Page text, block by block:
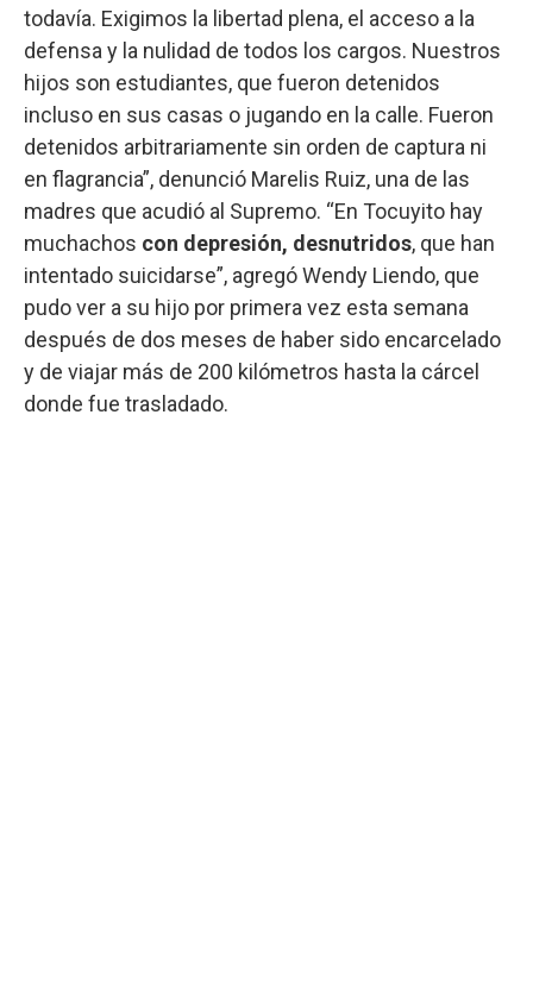
todavía. Exigimos la libertad plena, el acceso a la
defensa y la nulidad de todos los cargos. Nuestros
hijos son estudiantes, que fueron detenidos
incluso en sus casas o jugando en la calle. Fueron
detenidos arbitrariamente sin orden de captura ni
en flagrancia”, denunció Marelis Ruiz, una de las
madres que acudió al Supremo. “En Tocuyito hay
muchachos con depresión, desnutridos, que han
intentado suicidarse”, agregó Wendy Liendo, que
pudo ver a su hijo por primera vez esta semana
después de dos meses de haber sido encarcelado
y de viajar más de 200 kilómetros hasta la cárcel
donde fue trasladado.